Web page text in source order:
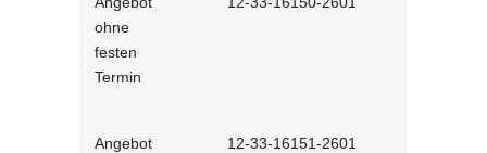
ohne
festen
Termin
Angebot
12-33-16151-2601